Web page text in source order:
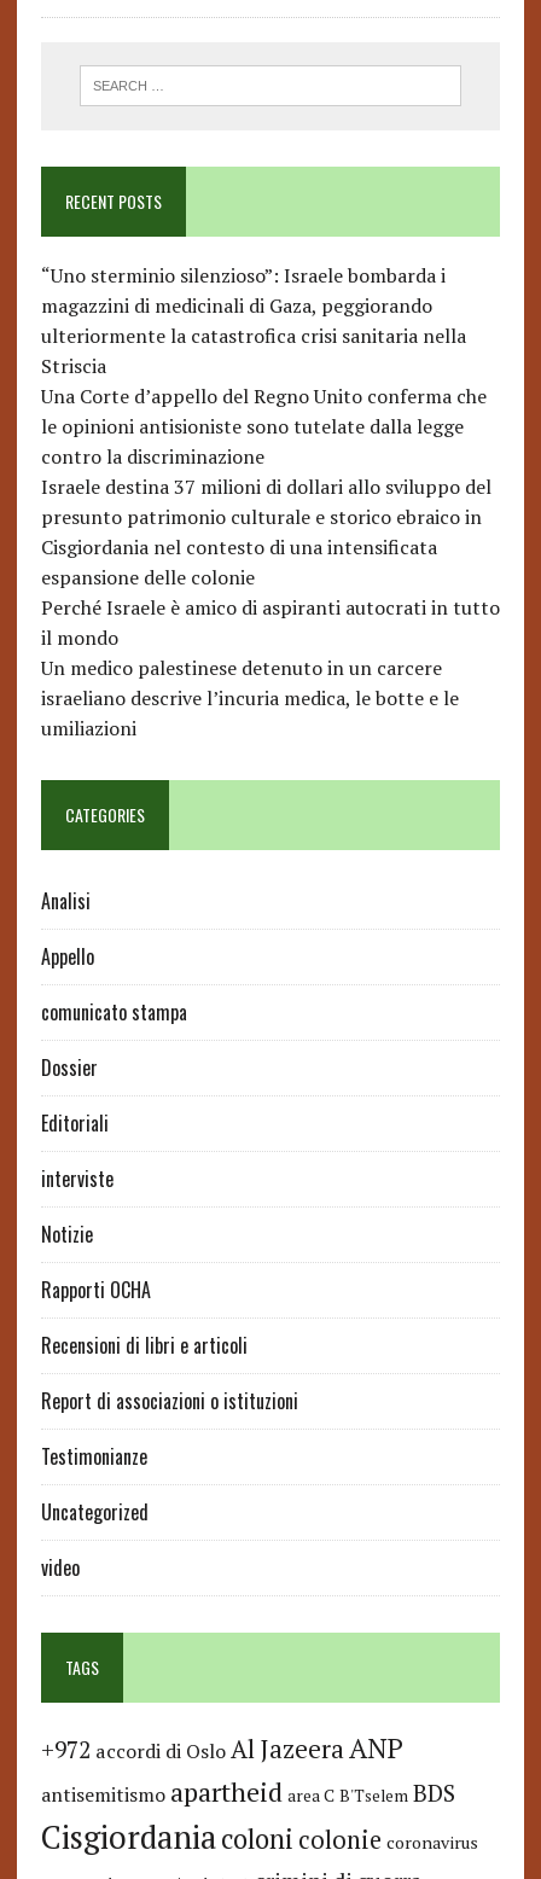
RECENT POSTS
“Uno sterminio silenzioso”: Israele bombarda i
magazzini di medicinali di Gaza, peggiorando
ulteriormente la catastrofica crisi sanitaria nella
Striscia
Una Corte d’appello del Regno Unito conferma che
le opinioni antisioniste sono tutelate dalla legge
contro la discriminazione
Israele destina 37 milioni di dollari allo sviluppo del
presunto patrimonio culturale e storico ebraico in
Cisgiordania nel contesto di una intensificata
espansione delle colonie
Perché Israele è amico di aspiranti autocrati in tutto
il mondo
Un medico palestinese detenuto in un carcere
israeliano descrive l’incuria medica, le botte e le
umiliazioni
CATEGORIES
Analisi
Appello
comunicato stampa
Dossier
Editoriali
interviste
Notizie
Rapporti OCHA
Recensioni di libri e articoli
Report di associazioni o istituzioni
Testimonianze
Uncategorized
video
TAGS
+972 accordi di Oslo Al Jazeera ANP
antisemitismo apartheid area C B'Tselem BDS
Cisgiordaniacoloni colonie coronavirus